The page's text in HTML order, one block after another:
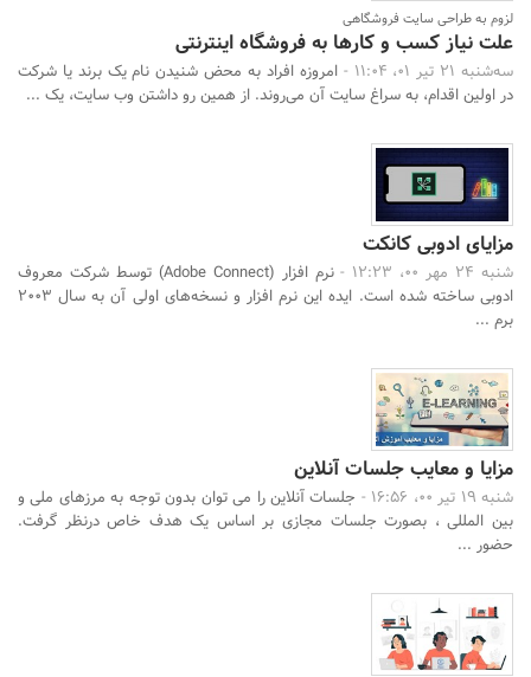
لزوم به طراحی سایت فروشگاهی
علت نیاز کسب و کارها به فروشگاه اینترنتی
سه‌شنبه 21 تیر 01، 11:04 -
امروزه افراد به محض شنیدن نام یک برند یا شرکت
در اولین اقدام، به سراغ سایت آن می‌روند. از همین رو داشتن وب سایت، یک ...
مزایای ادوبی کانکت
شنبه 24 مهر 00، 12:23 -
نرم افزار (Adobe Connect) توسط شرکت معروف
ادوبی ساخته شده است. ایده این نرم افزار و نسخه‌های اولی آن به سال 2003
برم ...
مزایا و معایب جلسات آنلاین
شنبه 19 تیر 00، 16:56 -
جلسات آنلاین را می توان بدون توجه به مرزهای ملی و
بین المللی ، بصورت جلسات مجازی بر اساس یک هدف خاص درنظر گرفت.
حضور ...